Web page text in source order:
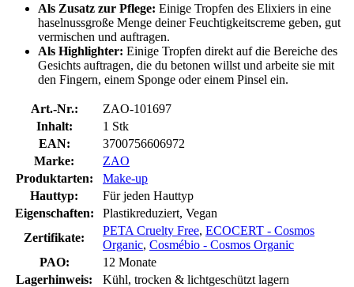
Als Zusatz zur Pflege: Einige Tropfen des Elixiers in eine
haselnussgroße Menge deiner Feuchtigkeitscreme geben, gut
vermischen und auftragen.
Als Highlighter: Einige Tropfen direkt auf die Bereiche des
Gesichts auftragen, die du betonen willst und arbeite sie mit
den Fingern, einem Sponge oder einem Pinsel ein.
Art.-Nr.:
ZAO-101697
Inhalt:
1 Stk
EAN:
3700756606972
Marke:
ZAO
Produktarten:
Make-up
Hauttyp:
Für jeden Hauttyp
Eigenschaften:
Plastikreduziert, Vegan
Zertifikate:
PETA Cruelty Free, ECOCERT - Cosmos
Organic, Cosmébio - Cosmos Organic
PAO:
12 Monate
Lagerhinweis:
Kühl, trocken & lichtgeschützt lagern